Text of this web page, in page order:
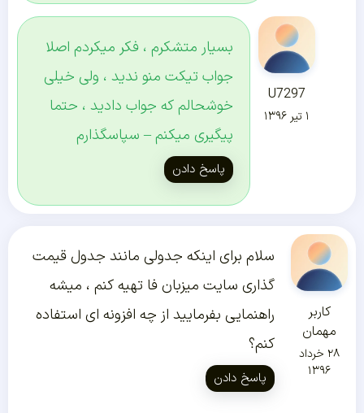
U7297
۱ تیر ۱۳۹۶
بسیار متشکرم ، فکر میکردم اصلا
جواب تیکت منو ندید ، ولی خیلی
خوشحالم که جواب دادید ، حتما
پیگیری میکنم – سپاسگذارم
پاسخ دادن
کاربر
مهمان
۲۸ خرداد
۱۳۹۶
سلام برای اینکه جدولی مانند جدول قیمت
گذاری سایت میزبان فا تهیه کنم ، میشه
راهنمایی بفرمایید از چه افزونه ای استفاده
کنم؟
پاسخ دادن